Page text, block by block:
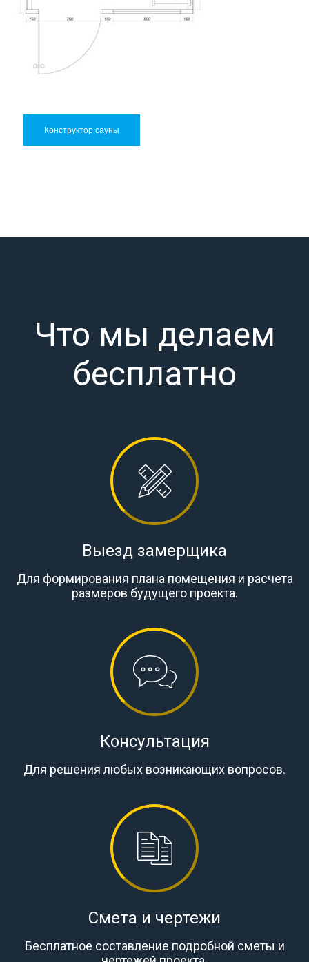
Конструктор сауны
Что мы делаем
бесплатно
Выезд замерщика
Для формирования плана помещения и расчета
размеров будущего проекта.
Консультация
Для решения любых возникающих вопросов.
Смета и чертежи
Бесплатное составление подробной сметы и